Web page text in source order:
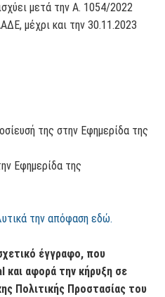
μετά την Α. 1054/2022
μέχρι και την 30.11.2023
της στην Εφημερίδα της
Εφημερίδα της
την απόφαση εδώ.
έγγραφο, που
και αφορά την κήρυξη σε
Πολιτικής Προστασίας του